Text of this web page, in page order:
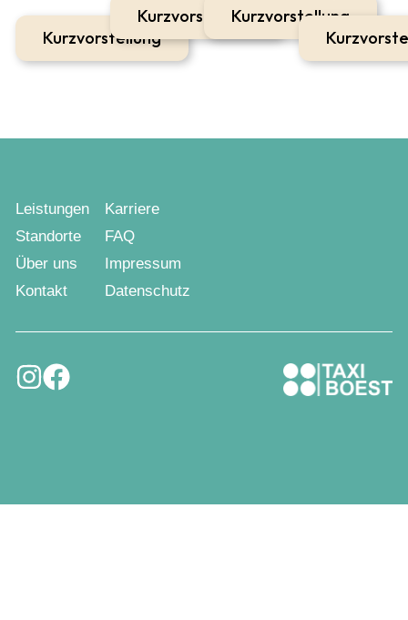
Kurzvorstellung
KurzvorstellungKurzvorstellung
Leistungen
Standorte
Über uns
Kontakt
Karriere
FAQ
Impressum
Datenschutz